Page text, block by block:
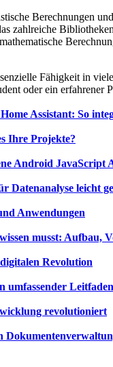
Berechnungen
zahlreiche
Fähigkeit in
oder ein
Assistant: So
Ihre Projekte?
Android JavaScript
Datenanalyse leicht
Anwendungen
musst: Aufbau,
Revolution
umfassender Leitfaden
revolutioniert